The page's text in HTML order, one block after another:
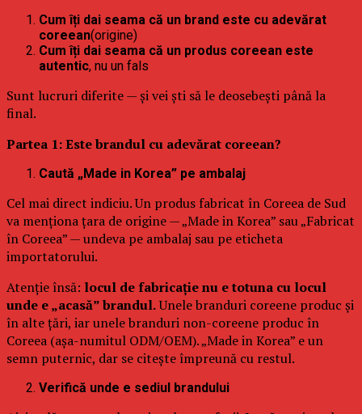
Cum îți dai seama că un brand este cu adevărat
coreean(origine)
Cum îți dai seama că un produs coreean este
autentic, nu un fals
Sunt lucruri diferite — și vei ști să le deosebești până la
final.
Partea 1: Este brandul cu adevărat coreean?
Caută „Made in Korea” pe ambalaj
Cel mai direct indiciu. Un produs fabricat în Coreea de Sud
va menționa țara de origine — „Made in Korea” sau „Fabricat
în Coreea” — undeva pe ambalaj sau pe eticheta
importatorului.
Atenție însă: locul de fabricație nu e totuna cu locul
unde e „acasă” brandul.Unele branduri coreene produc și
în alte țări, iar unele branduri non-coreene produc în
Coreea (așa-numitul ODM/OEM). „Made in Korea” e un
semn puternic, dar se citește împreună cu restul.
Verifică unde e sediul brandului